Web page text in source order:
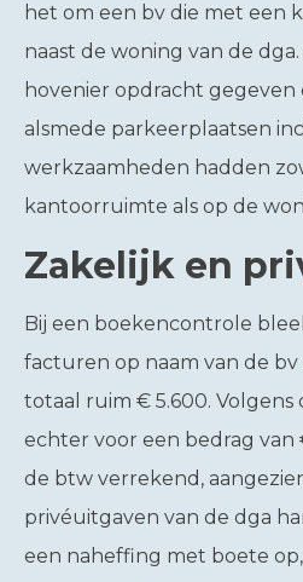
het om een bv die met een
naast de woning van de
hovenier opdracht
alsmede parkeerplaatsen
werkzaamheden hadden
kantoorruimte als op de
Zakelijk en
Bij een boekencontrole
facturen op naam van de
totaal ruim € 5.600. Volgens
echter voor een bedrag
de btw verrekend,
privéuitgaven van de dga
een naheffing met boete